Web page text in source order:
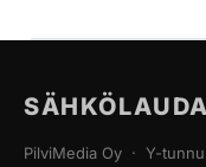
PilviMedia Oy · Y-